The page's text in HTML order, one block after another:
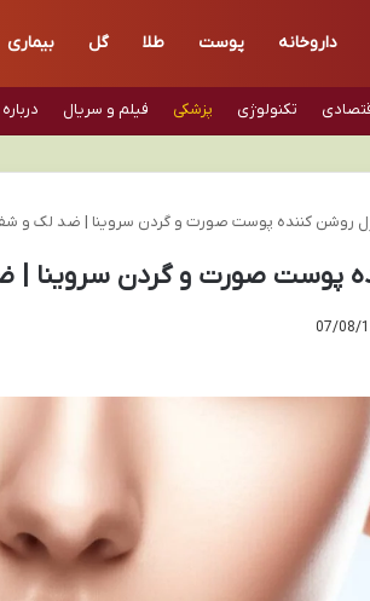
داروخانه پوست طلا گل بیماری
تکنولوژی پزشکی فیلم و سریال
روشن کننده پوست صورت و گردن سروینا | ضد لک و
پوست صورت و گردن سروینا |